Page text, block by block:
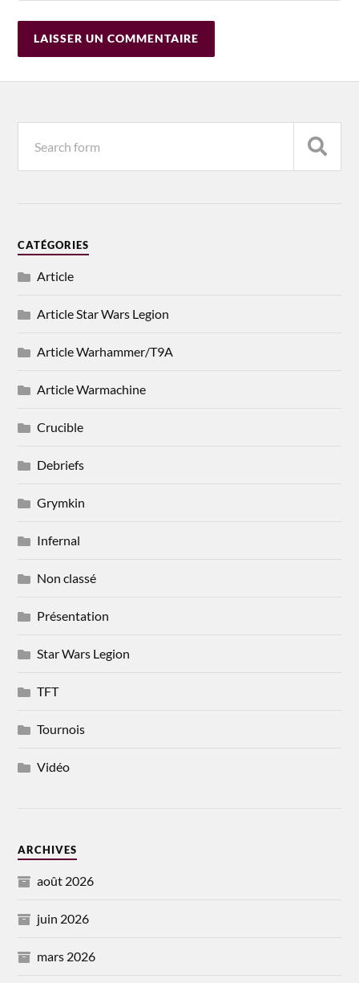
CATÉGORIES
Article
Article Star Wars Legion
Article Warhammer/T9A
Article Warmachine
Crucible
Debriefs
Grymkin
Infernal
Non classé
Présentation
Star Wars Legion
TFT
Tournois
Vidéo
ARCHIVES
août 2026
juin 2026
mars 2026